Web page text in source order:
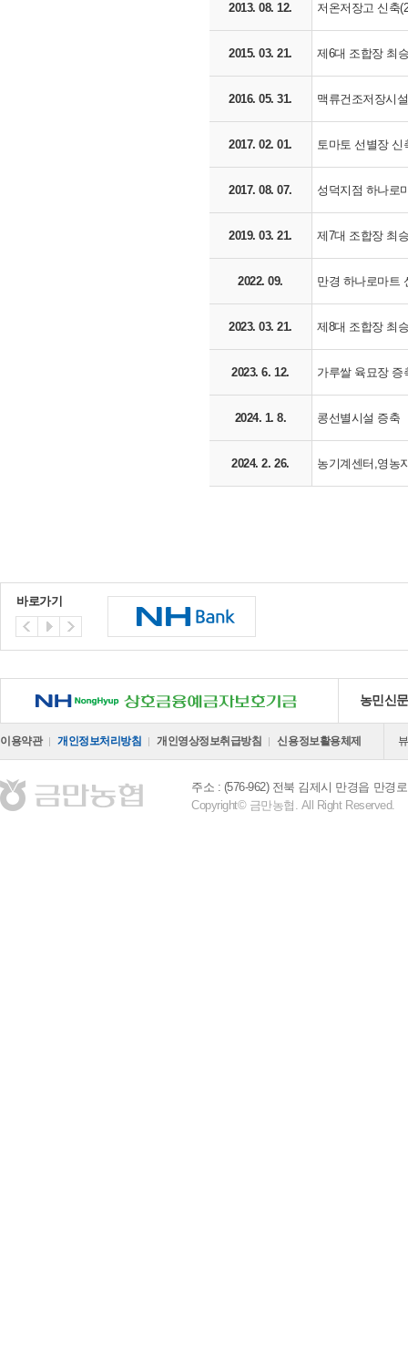
2013. 08. 12. 저온저장고 신축
2015. 03. 21. 제6대 조합장 최
2016. 05. 31. 맥류건조저장시
2017. 02. 01. 토마토 선별장 신
2017. 08. 07. 성덕지점 하나로
2019. 03. 21. 제7대 조합장 최
2022. 09. 만경 하나로마트
2023. 03. 21. 제8대 조합장 최
2023. 6. 12. 가루쌀 육묘장 증
2024. 1. 8. 콩선별시설 증축
2024. 2. 26. 농기계센터,영농
바로가기
NH 상호금융예금자보호기금 농민신
이용약관 개인정보처리방침 개인영상정보취급방침 신용정보활용체제
주소 : (576-962) 전북 김제시 만경읍 만경
Copyright© 금만농협. All Right Reserved.